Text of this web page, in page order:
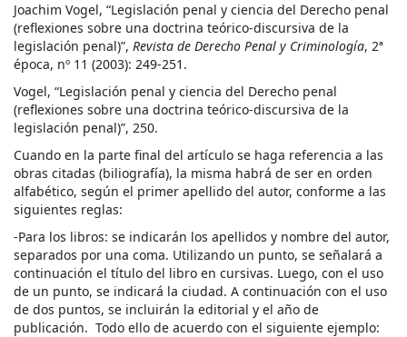
Joachim Vogel, “Legislación penal y ciencia del Derecho penal
(reflexiones sobre una doctrina teórico-discursiva de la
legislación penal)”, Revista de Derecho Penal y Criminología, 2ª
época, nº 11 (2003): 249-251.
Vogel, “Legislación penal y ciencia del Derecho penal
(reflexiones sobre una doctrina teórico-discursiva de la
legislación penal)”, 250.
Cuando en la parte final del artículo se haga referencia a las
obras citadas (biliografía), la misma habrá de ser en orden
alfabético, según el primer apellido del autor, conforme a las
siguientes reglas:
-Para los libros: se indicarán los apellidos y nombre del autor,
separados por una coma. Utilizando un punto, se señalará a
continuación el título del libro en cursivas. Luego, con el uso
de un punto, se indicará la ciudad. A continuación con el uso
de dos puntos, se incluirán la editorial y el año de
publicación. Todo ello de acuerdo con el siguiente ejemplo: